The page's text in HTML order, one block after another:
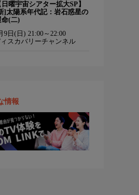
日曜宇宙シアター拡大SP】
]太陽系年代記：岩石惑星の
命(二)
9日(日) 21:00～22:00
スカバリーチャンネル
情報